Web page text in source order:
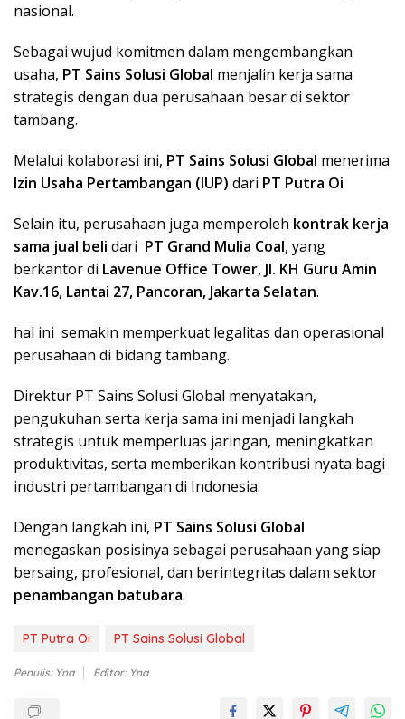
nasional.
Sebagai wujud komitmen dalam mengembangkan
usaha, PT Sains Solusi Global menjalin kerja sama
strategis dengan dua perusahaan besar di sektor
tambang.
Melalui kolaborasi ini, PT Sains Solusi Global menerima
Izin Usaha Pertambangan (IUP) dari PT Putra Oi
Selain itu, perusahaan juga memperoleh kontrak kerja
sama jual beli dari PT Grand Mulia Coal, yang
berkantor di Lavenue Office Tower, Jl. KH Guru Amin
Kav.16, Lantai 27, Pancoran, Jakarta Selatan.
hal ini semakin memperkuat legalitas dan operasional
perusahaan di bidang tambang.
Direktur PT Sains Solusi Global menyatakan,
pengukuhan serta kerja sama ini menjadi langkah
strategis untuk memperluas jaringan, meningkatkan
produktivitas, serta memberikan kontribusi nyata bagi
industri pertambangan di Indonesia.
Dengan langkah ini, PT Sains Solusi Global
menegaskan posisinya sebagai perusahaan yang siap
bersaing, profesional, dan berintegritas dalam sektor
penambangan batubara.
PT Putra Oi PT Sains Solusi Global
Penulis: Yna Editor: Yna